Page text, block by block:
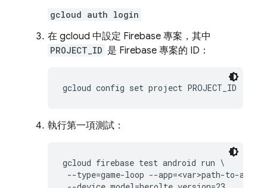
gcloud auth login
在 gcloud 中設定 Firebase 專案，其中
PROJECT_ID 是 Firebase 專案的 ID：
執行第一項測試：
gcloud firebase test android run \
--type=game-loop --app=<var>path-to-